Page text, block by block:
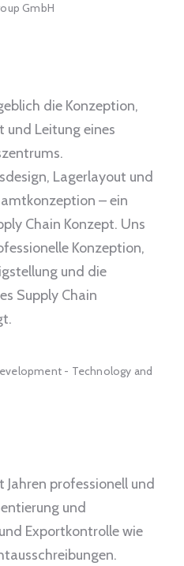
GmbH
die Konzeption,
Leitung eines
Lagerlayout und
– ein
Chain Konzept. Uns
Konzeption,
und die
Supply Chain
- Technology and
Jahren professionell und
und
Exportkontrolle wie